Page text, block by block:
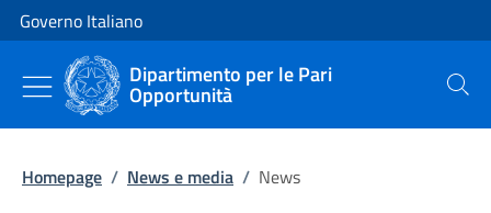
Vai al contenuto
Vai alla navigazione del sito
Governo Italiano
Dipartimento per le Pari
Opportunità Cerca
Homepage / News e media / News